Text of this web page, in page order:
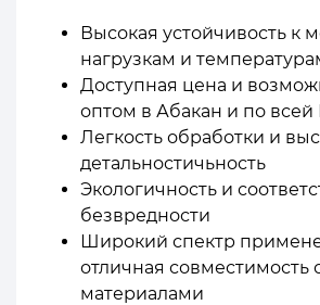
Высокая устойчивость к
нагрузкам и
Доступная цена и
оптом в Абакан и по всей
Легкость обработки и
детальностичьность
Экологичность и
безвредности
Широкий спектр
отличная совместимость
материалами